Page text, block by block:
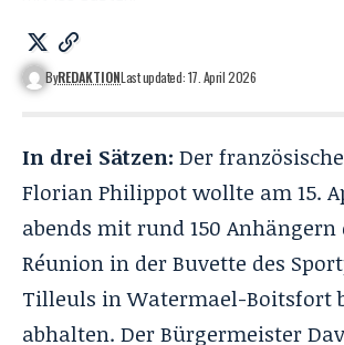
ByREDAKTIONLast updated: 17. April 2026
In drei Sätzen: Der
Florian Philippot wollte am 15.
abends mit rund 150
Réunion in der Buvette des
Tilleuls in Watermael-Boitsfort
abhalten. Der Bürgermeister